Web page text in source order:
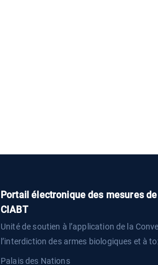
Portail électronique des mesures
CIABT
Unité de soutien à l’application de la
l’interdiction des armes biologiques et à
Palais des Nations